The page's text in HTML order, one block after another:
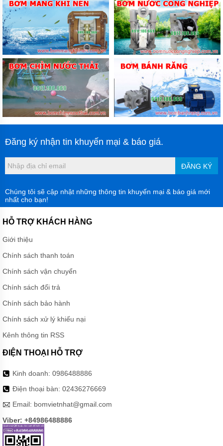
Dòng chảy ngược dẫn đến hư hỏng thân máy bơmvà
chạy khô cũng làm hỏng máy bơm.
4. Hiệu suất chống ăn mòn cao. Chất liệu - CFRPP
FRPP CPVC PVDF (Teflon)
Đăng ký nhận tin khuyến mại & báo giá.
ĐĂNG KÝ
Chúng tôi sẽ cập nhật những thông tin khuyến mại & báo giá mới
nhất cho bạn!
HỖ TRỢ KHÁCH HÀNG
Giới thiệu
Chính sách thanh toán
Chính sách vận chuyển
Chính sách đổi trả
Chính sách bảo hành
Chính sách xử lý khiếu nại
Kênh thông tin RSS
ĐIỆN THOẠI HỖ TRỢ
Kinh doanh: 0986488886
Điện thoại bàn: 02436276669
Email: bomvietnhat@gmail.com
Viber: +84986488886